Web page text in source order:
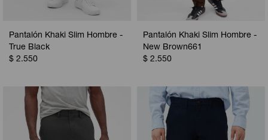
Pantalón Khaki Slim Hombre -
True Black
$ 2.550
Pantalón Khaki Slim Hombre -
New Brown661
$ 2.550